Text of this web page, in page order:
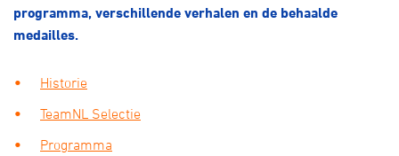
Shop
Producten en diensten
Over ons
Lid worden
programma, verschillende verhalen en de behaalde
medailles.
Historie
TeamNL Selectie
Programma
BMX freestyle Gravel